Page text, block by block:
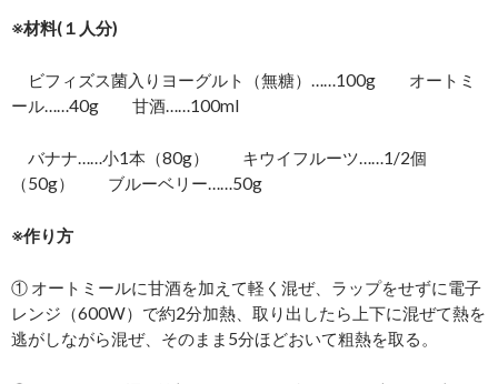
※材料(１人分)
ビフィズス菌入りヨーグルト（無糖）……100g オートミ
ール……40g 甘酒……100ml
バナナ……小1本（80g） キウイフルーツ……1/2個
（50g） ブルーベリー……50g
※作り方
① オートミールに甘酒を加えて軽く混ぜ、ラップをせずに電子
レンジ（600W）で約2分加熱、取り出したら上下に混ぜて熱を
逃がしながら混ぜ、そのまま5分ほどおいて粗熱を取る。